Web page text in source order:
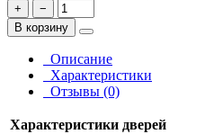
+
−
В корзину
Описание
Характеристики
Отзывы (0)
Характеристики дверей